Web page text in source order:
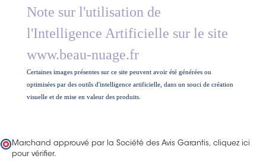
Note sur l'utilisation de
l'Intelligence Artificielle sur le site
www.beau-nuage.fr
Certaines images présentes sur ce site peuvent avoir été générées ou
optimisées par des outils d'intelligence artificielle, dans un souci de création
visuelle et de mise en valeur des produits.
Marchand approuvé par la Société des Avis Garantis, cliquez ici
pour vérifier.